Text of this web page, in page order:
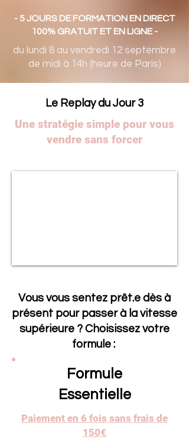
- 5 JOURS DE FORMATION EN DIRECT
100% GRATUIT ET EN LIGNE -
du lundi 8 au vendredi 12 septembre
de midi à 14h (heure de Paris)
Le Replay du Jour 3
Une stratégie simple pour vous
vendre sans forcer
Vous vous sentez prêt.e dès à
présent pour passer à la vitesse
supérieure ? Choisissez votre
formule :
Formule
Essentielle
Paiement en 6 fois sans frais de
150€